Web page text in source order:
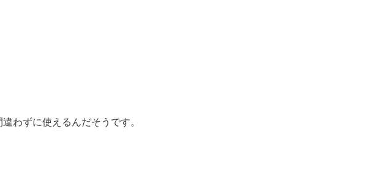
わずに使えるんだそうです。